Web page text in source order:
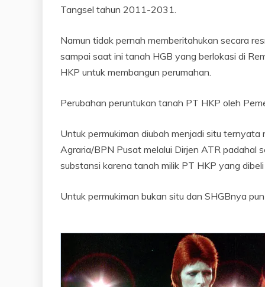
Tangsel tahun 2011-2031.
Namun tidak pernah memberitahukan secara
sampai saat ini tanah HGB yang berlokasi di
HKP untuk membangun perumahan.
Perubahan peruntukan tanah PT HKP oleh
Untuk permukiman diubah menjadi situ
Agraria/BPN Pusat melalui Dirjen ATR padahal
substansi karena tanah milik PT HKP yang
Untuk permukiman bukan situ dan SHGBnya